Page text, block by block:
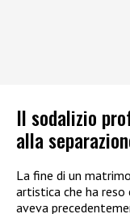
Il sodalizio
alla
La fine di un
artistica che ha
aveva